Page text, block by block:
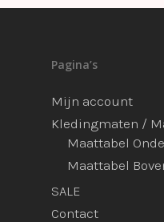
Pagina’s
Mijn account
Kledingmaten /
Maattabel
Maattabel
SALE
Contact